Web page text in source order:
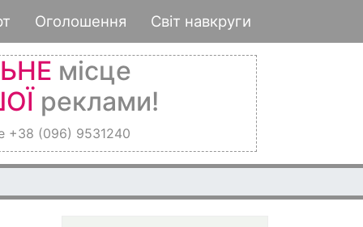
Оголошення Світ навкруги
місце
реклами!
+38 (096) 9531240